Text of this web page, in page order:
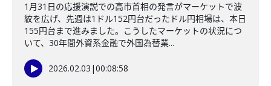
1月31日の応援演説での高市首相の発言がマーケットで波
紋を広げ、先週は1ドル152円台だったドル円相場は、本日
155円台まで進みました。こうしたマーケットの状況につ
いて、30年間外資系金融で外国為替業...
2026.02.03 |00:08:58